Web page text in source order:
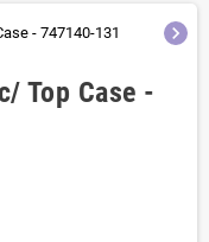
chevron_right
Top Case -